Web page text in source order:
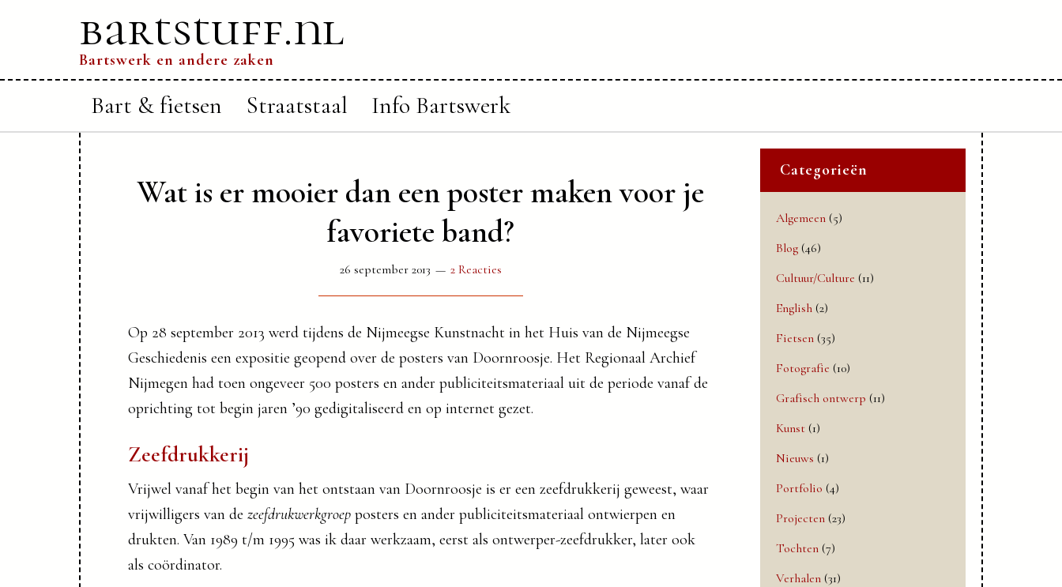
bartstuff.nl
Bartswerk en andere zaken
Bart & fietsen Straatstaal Info Bartswerk
Wat is er mooier dan een poster maken voor je
favoriete band?
26 september 2013 2 Reacties
Op 28 september 2013 werd tijdens de Nijmeegse Kunstnacht in het Huis van de Nijmeegse
Geschiedenis een expositie geopend over de posters van Doornroosje. Het Regionaal Archief
Nijmegen had toen ongeveer 500 posters en ander publiciteitsmateriaal uit de periode vanaf de
oprichting tot begin jaren ’90 gedigitaliseerd en op internet gezet.
Zeefdrukkerij
Vrijwel vanaf het begin van het ontstaan van Doornroosje is er een zeefdrukkerij geweest, waar
vrijwilligers van de zeefdrukwerkgroep posters en ander publiciteitsmateriaal ontwierpen en
drukten. Van 1989 t/m 1995 was ik daar werkzaam, eerst als ontwerper-zeefdrukker, later ook
als coördinator.
Categorieën
Algemeen (5)
Blog (46)
Cultuur/Culture (11)
English (2)
Fietsen (35)
Fotografie (10)
Grafisch ontwerp (11)
Kunst (1)
Nieuws (1)
Portfolio (4)
Projecten (23)
Tochten (7)
Verhalen (31)